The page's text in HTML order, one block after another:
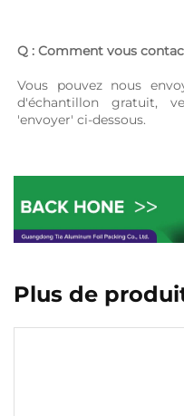
Q : Comment vous
Vous pouvez nous
d'échantillon gratuit,
'envoyer' ci-dessous.
Plus de